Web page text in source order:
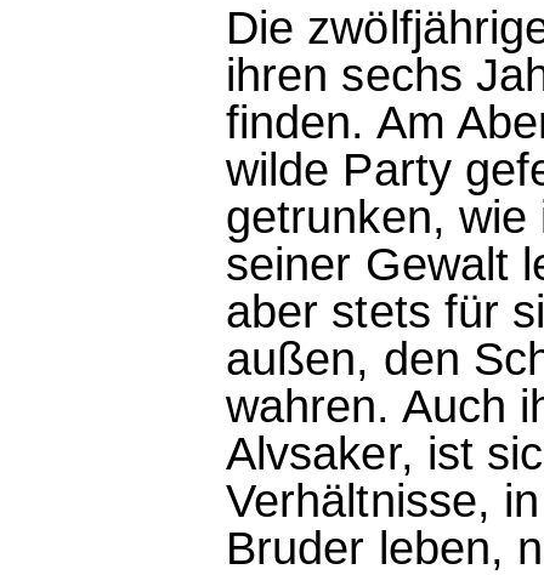
Die
ihren sechs
finden. Am
wilde Party
getrunken,
seiner Gewalt
aber stets für
außen, den
wahren. Auch
Alvsaker, ist
Verhältnisse,
Bruder leben,